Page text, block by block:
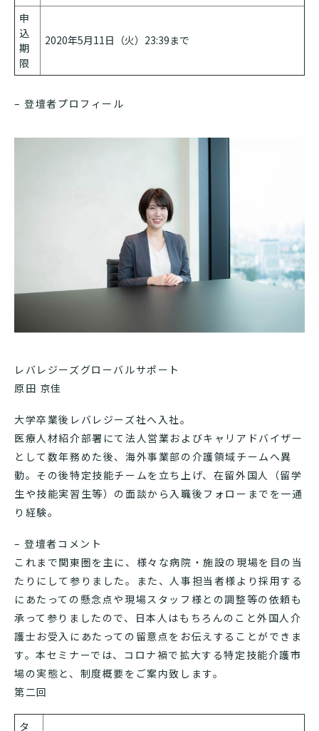
申
込
期
限
2020年5月11日（火）23:39まで
– 登壇者プロフィール
レバレジーズグローバルサポート
原田 京佳
大学卒業後レバレジーズ社へ入社。
医療人材紹介部署にて法人営業およびキャリアドバイザー
として数年務めた後、海外事業部の介護領域チームへ異
動。その後特定技能チームを立ち上げ、在留外国人（留学
生や技能実習生等）の面談から入職後フォローまでを一通
り経験。
– 登壇者コメント
これまで関東圏を主に、様々な病院・施設の現場を目の当
たりにして参りました。また、人事担当者様より採用する
にあたっての懸念点や現場スタッフ様との調整等の依頼も
承って参りましたので、日本人はもちろんのこと外国人介
護士お受入にあたっての留意点をお伝えすることができま
す。本セミナーでは、コロナ禍で拡大する特定技能介護市
場の実態と、制度概要をご案内致します。
第二回
タ